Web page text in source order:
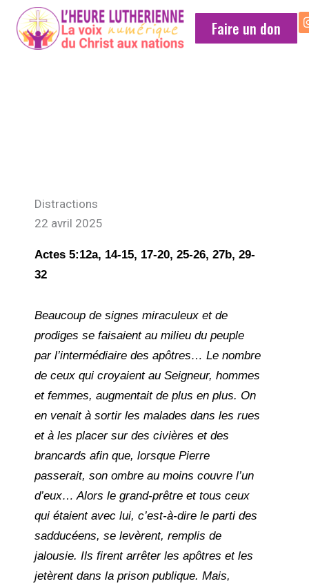
Faire un don
Distractions
22 avril 2025
Actes 5:12a, 14-15, 17-20, 25-26, 27b, 29-
32
Beaucoup de signes miraculeux et de
prodiges se faisaient au milieu du peuple
par l’intermédiaire des apôtres… Le nombre
de ceux qui croyaient au Seigneur, hommes
et femmes, augmentait de plus en plus. On
en venait à sortir les malades dans les rues
et à les placer sur des civières et des
brancards afin que, lorsque Pierre
passerait, son ombre au moins couvre l’un
d’eux… Alors le grand-prêtre et tous ceux
qui étaient avec lui, c’est-à-dire le parti des
sadducéens, se levèrent, remplis de
jalousie. Ils firent arrêter les apôtres et les
jetèrent dans la prison publique. Mais,